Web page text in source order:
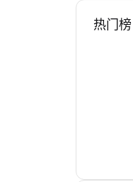
热门榜